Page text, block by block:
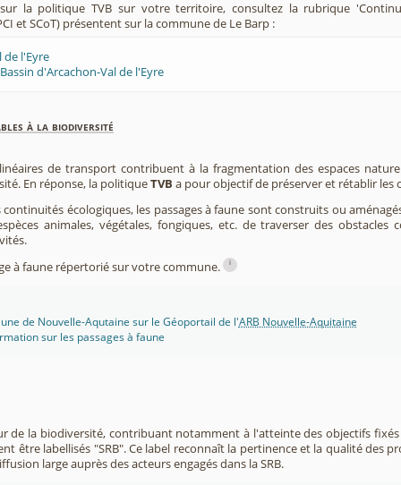
la politique TVB sur votre territoire, consultez la rubrique
et SCoT) présentent sur la commune de Le Barp :
de l'Eyre
d'Arcachon-Val de l'Eyre
à la biodiversité
de transport contribuent à la fragmentation des espaces
En réponse, la politiqueTVB a pour objectif de préserver et rétablir les
écologiques, les passages à faune sont construits ou
animales, végétales, fongiques, etc. de traverser des
à faune répertorié sur votre commune.
i
de Nouvelle-Aqutaine sur le Géoportail de l'ARB Nouvelle-Aquitaine
sur les passages à faune
de la biodiversité, contribuant notamment à l'atteinte des objectifs fixés
être labellisés "SRB". Ce label reconnaît la pertinence et la qualité des
large auprès des acteurs engagés dans la SRB.